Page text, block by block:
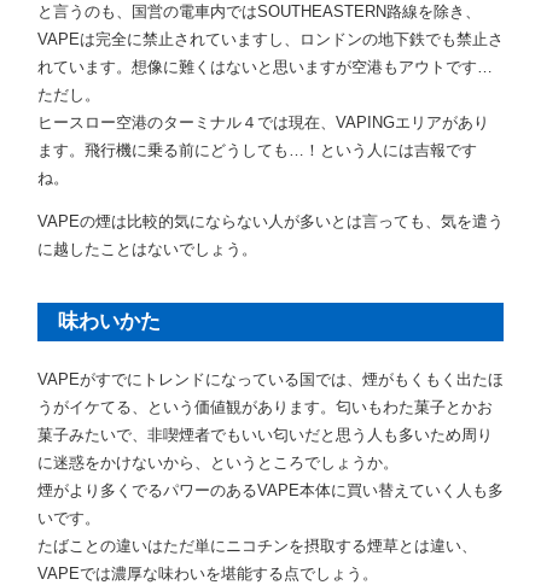
と言うのも、国営の電車内ではSOUTHEASTERN路線を除き、
VAPEは完全に禁止されていますし、ロンドンの地下鉄でも禁止さ
れています。想像に難くはないと思いますが空港もアウトです…
ただし。
ヒースロー空港のターミナル４では現在、VAPINGエリアがあり
ます。飛行機に乗る前にどうしても…！という人には吉報です
ね。
VAPEの煙は比較的気にならない人が多いとは言っても、気を遣う
に越したことはないでしょう。
味わいかた
VAPEがすでにトレンドになっている国では、煙がもくもく出たほ
うがイケてる、という価値観があります。匂いもわた菓子とかお
菓子みたいで、非喫煙者でもいい匂いだと思う人も多いため周り
に迷惑をかけないから、というところでしょうか。
煙がより多くでるパワーのあるVAPE本体に買い替えていく人も多
いです。
たばことの違いはただ単にニコチンを摂取する煙草とは違い、
VAPEでは濃厚な味わいを堪能する点でしょう。